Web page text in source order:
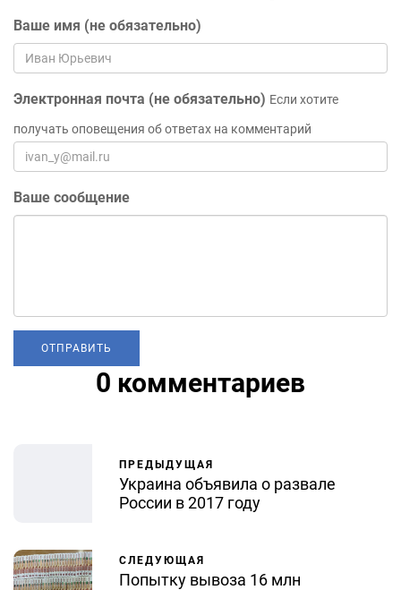
Ваше имя (не обязательно)
Электронная почта (не обязательно) Если хотите
получать оповещения об ответах на комментарий
Ваше сообщение
0 комментариев
ПРЕДЫДУЩАЯ
Украина объявила о развале
России в 2017 году
СЛЕДУЮЩАЯ
Попытку вывоза 16 млн